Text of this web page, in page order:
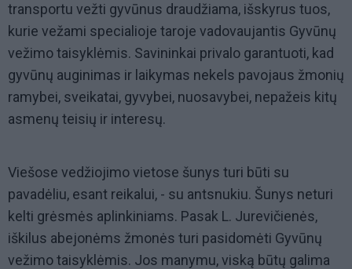
transportu vežti gyvūnus draudžiama, išskyrus tuos,
kurie vežami specialioje taroje vadovaujantis Gyvūnų
vežimo taisyklėmis. Savininkai privalo garantuoti, kad
gyvūnų auginimas ir laikymas nekels pavojaus žmonių
ramybei, sveikatai, gyvybei, nuosavybei, nepažeis kitų
asmenų teisių ir interesų.
Viešose vedžiojimo vietose šunys turi būti su
pavadėliu, esant reikalui, - su antsnukiu. Šunys neturi
kelti grėsmės aplinkiniams. Pasak L. Jurevičienės,
iškilus abejonėms žmonės turi pasidomėti Gyvūnų
vežimo taisyklėmis. Jos manymu, viską būtų galima